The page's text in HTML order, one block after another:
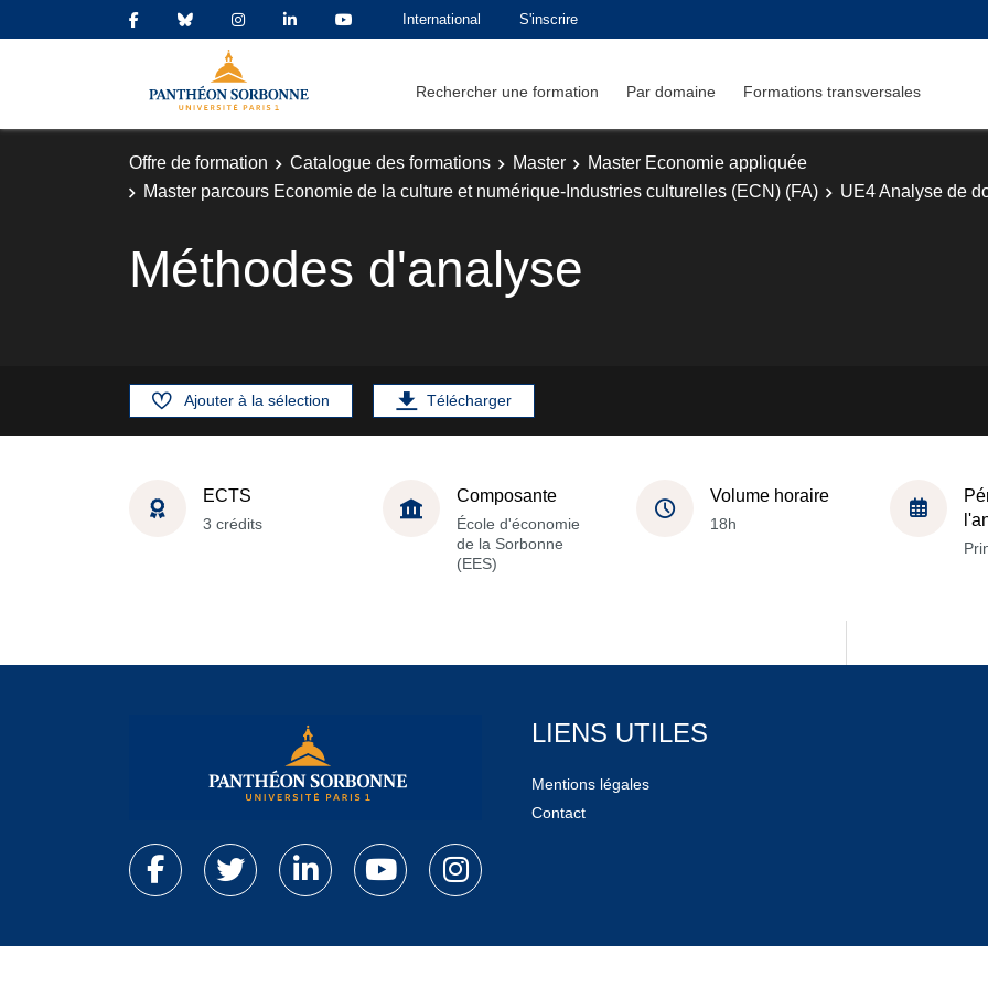
International S'inscrire
Rechercher une formation Par domaine Formations transversales
Offre de formation Catalogue des formations Master
Master Economie appliquée
Master parcours Economie de la culture et numérique-Industries culturelles (ECN) (FA)
UE4 Analyse de
Méthodes d'analyse
Ajouter à la sélection Télécharger
ECTS
3 crédits
Composante
École d'économie
de la Sorbonne
(EES)
Volume horaire
18h
LIENS UTILES
Mentions légales
Contact